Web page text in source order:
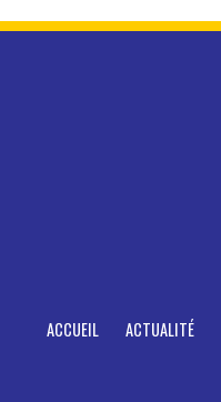
ACCUEIL ACTUALITÉ